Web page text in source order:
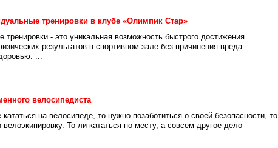
тренировки в клубе «Олимпик Стар»
тренировки - это уникальная возможность быстрого достижения
результатов в спортивном зале без причинения вреда
...
велосипедиста
на велосипеде, то нужно позаботиться о своей безопасности, то
велоэкипировку. То ли кататься по месту, а совсем другое дело